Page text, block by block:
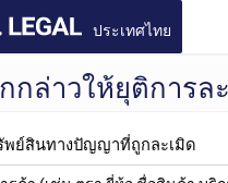
ประเทศไทย
กล่าวให้ยุติการ
พย์สินทางปัญญาที่ถูกละเมิด